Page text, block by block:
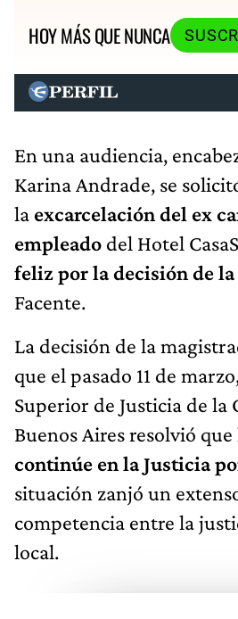
HOY MÁS QUE NUNCA
En una audiencia,
Karina Andrade, se
la excarcelación del ex
empleado del Hotel
feliz por la decisión de la
Facente.
La decisión de la
que el pasado 11 de
Superior de Justicia de la
Buenos Aires resolvió que
continúe en la Justicia
situación zanjó un
competencia entre la
local.